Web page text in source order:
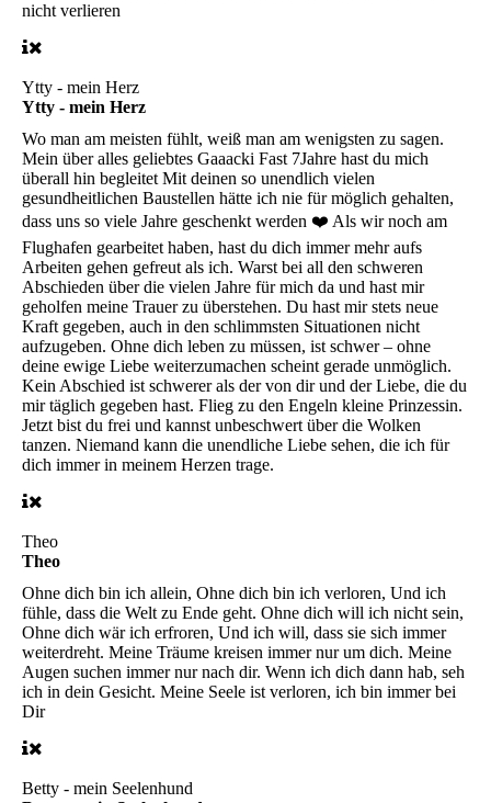
nicht verlieren
Ytty - mein Herz
Ytty - mein Herz
Wo man am meisten fühlt, weiß man am wenigsten zu sagen.
Mein über alles geliebtes Gaaacki Fast 7Jahre hast du mich
überall hin begleitet Mit deinen so unendlich vielen
gesundheitlichen Baustellen hätte ich nie für möglich gehalten,
dass uns so viele Jahre geschenkt werden ❤️ Als wir noch am
Flughafen gearbeitet haben, hast du dich immer mehr aufs
Arbeiten gehen gefreut als ich. Warst bei all den schweren
Abschieden über die vielen Jahre für mich da und hast mir
geholfen meine Trauer zu überstehen. Du hast mir stets neue
Kraft gegeben, auch in den schlimmsten Situationen nicht
aufzugeben. Ohne dich leben zu müssen, ist schwer – ohne
deine ewige Liebe weiterzumachen scheint gerade unmöglich.
Kein Abschied ist schwerer als der von dir und der Liebe, die du
mir täglich gegeben hast. Flieg zu den Engeln kleine Prinzessin.
Jetzt bist du frei und kannst unbeschwert über die Wolken
tanzen. Niemand kann die unendliche Liebe sehen, die ich für
dich immer in meinem Herzen trage.
Theo
Theo
Ohne dich bin ich allein, Ohne dich bin ich verloren, Und ich
fühle, dass die Welt zu Ende geht. Ohne dich will ich nicht sein,
Ohne dich wär ich erfroren, Und ich will, dass sie sich immer
weiterdreht. Meine Träume kreisen immer nur um dich. Meine
Augen suchen immer nur nach dir. Wenn ich dich dann hab, seh
ich in dein Gesicht. Meine Seele ist verloren, ich bin immer bei
Dir
Betty - mein Seelenhund